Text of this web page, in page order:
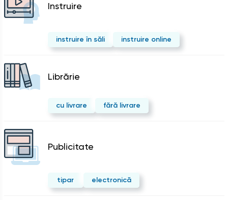
Instruire
instruire în săli instruire online
Librărie
cu livrare fără livrare
Publicitate
tipar electronică